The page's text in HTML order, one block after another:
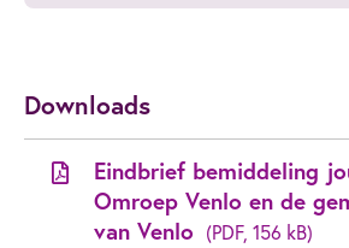
Downloads
Eindbrief bemiddeling
Omroep Venlo en de
van Venlo (PDF, 156 kB)